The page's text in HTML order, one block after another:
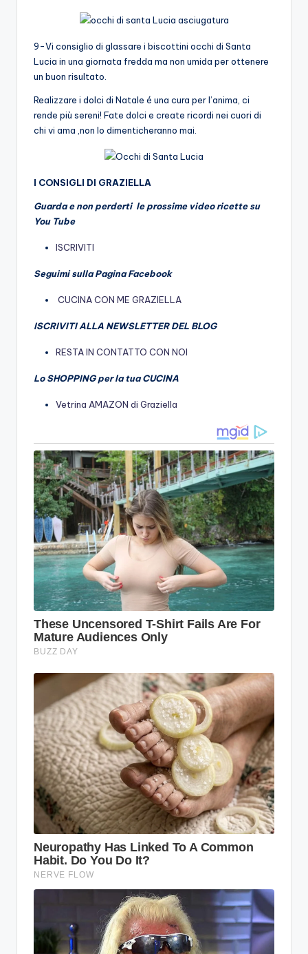
9-Vi consiglio di glassare i biscottini occhi di Santa
Lucia in una giornata fredda ma non umida per ottenere
un buon risultato.
Realizzare i dolci di Natale é una cura per l’anima, ci
rende più sereni! Fate dolci e create ricordi nei cuori di
chi vi ama ,non lo dimenticheranno mai.
I CONSIGLI DI GRAZIELLA
Guarda e non perderti le prossime video ricette su
You Tube
ISCRIVITI
Seguimi sulla Pagina Facebook
CUCINA CON ME GRAZIELLA
ISCRIVITI ALLA NEWSLETTER DEL BLOG
RESTA IN CONTATTO CON NOI
Lo SHOPPING per la tua CUCINA
Vetrina AMAZON di Graziella